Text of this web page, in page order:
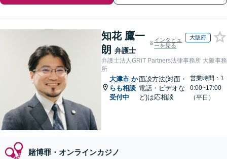
知花 鷹一
朗 弁護士
インタビュ
ーを見る
大阪府
弁護士法人GRiT Partners法律事務所 大阪事務
所
大津市 か
らも相談
受付中
面談方法(対面・
電話・ビデオな
ど)は応相談
営業時間：1
0:00~17:00
（平日）
賭博罪・オンラインカジノ